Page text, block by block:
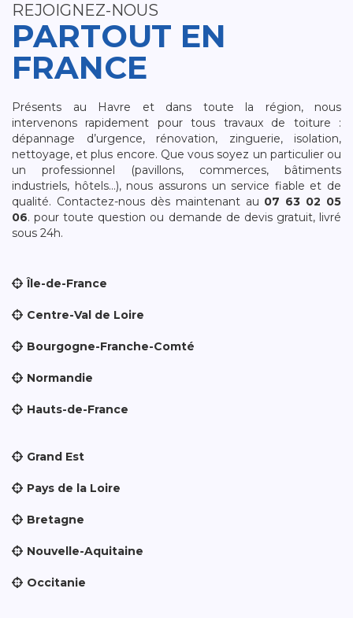
REJOIGNEZ-NOUS
PARTOUT EN
FRANCE
Présents au Havre et dans toute la région, nous
intervenons rapidement pour tous travaux de toiture :
dépannage d’urgence, rénovation, zinguerie, isolation,
nettoyage, et plus encore. Que vous soyez un particulier ou
un professionnel (pavillons, commerces, bâtiments
industriels, hôtels…), nous assurons un service fiable et de
qualité. Contactez-nous dès maintenant au 07 63 02 05
06. pour toute question ou demande de devis gratuit, livré
sous 24h.
Île-de-France
Centre-Val de Loire
Bourgogne-Franche-Comté
Normandie
Hauts-de-France
Grand Est
Pays de la Loire
Bretagne
Nouvelle-Aquitaine
Occitanie